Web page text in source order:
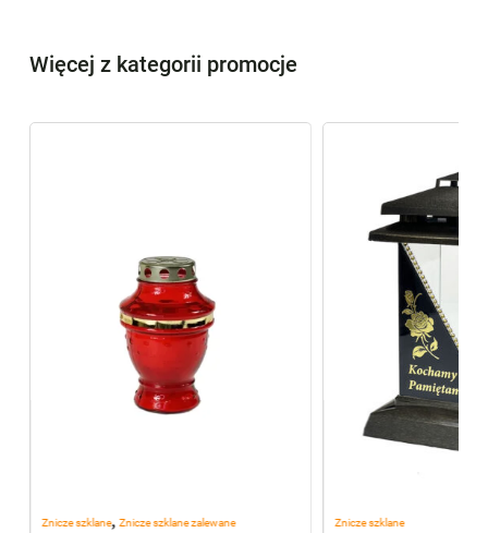
Więcej z kategorii promocje
Znicze szklane, Znicze szklane zalewane Znicze szklane